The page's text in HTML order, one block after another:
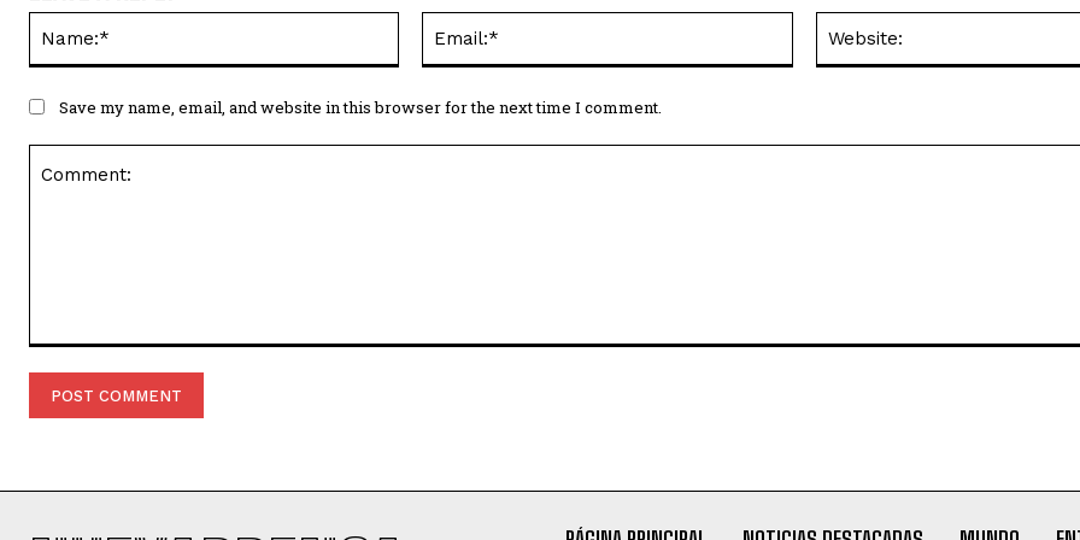
Save my name, email, and website in this browser for the next time I comment.